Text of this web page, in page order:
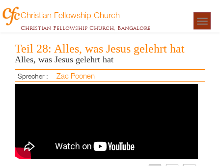
Christian Fellowship Church
Christian Fellowship Church, Bangalore
Teil 28: Alles, was Jesus gelehrt hat
Alles, was Jesus gelehrt hat
Sprecher : Zac Poonen